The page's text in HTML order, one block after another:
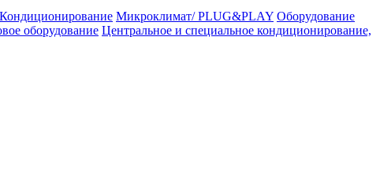
Кондиционирование Микроклимат/ PLUG&PLAY Оборудование
оборудование Центральное и специальное кондиционирование,